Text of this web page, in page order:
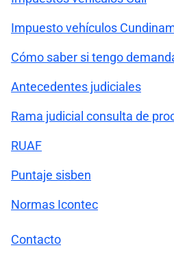
Impuesto vehículos
Cómo saber si tengo
Antecedentes judiciales
Rama judicial consulta de
RUAF
Puntaje sisben
Normas Icontec
Contacto